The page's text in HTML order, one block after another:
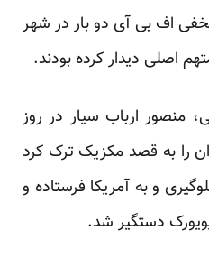
اف بی آی دو بار در شهر
اصلی دیدار کرده بودند.
منصور ارباب سیار در روز
را به قصد مکزیک ترک کرد
و به آمریکا فرستاده و
دستگیر شد.